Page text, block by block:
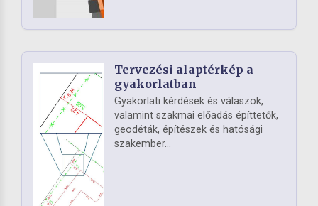
Tervezési alaptérkép a
gyakorlatban
Gyakorlati kérdések és válaszok,
valamint szakmai előadás építtetők,
geodéták, építészek és hatósági
szakember...